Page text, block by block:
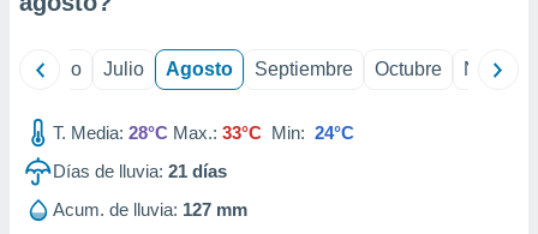
mediante
publicidad
Junio Julio Agosto Septiembre Octubre
T. Media: 28°C Max.: 33°C Min: 24°C
Días de lluvia: 21 días
Acum. de lluvia: 127 mm